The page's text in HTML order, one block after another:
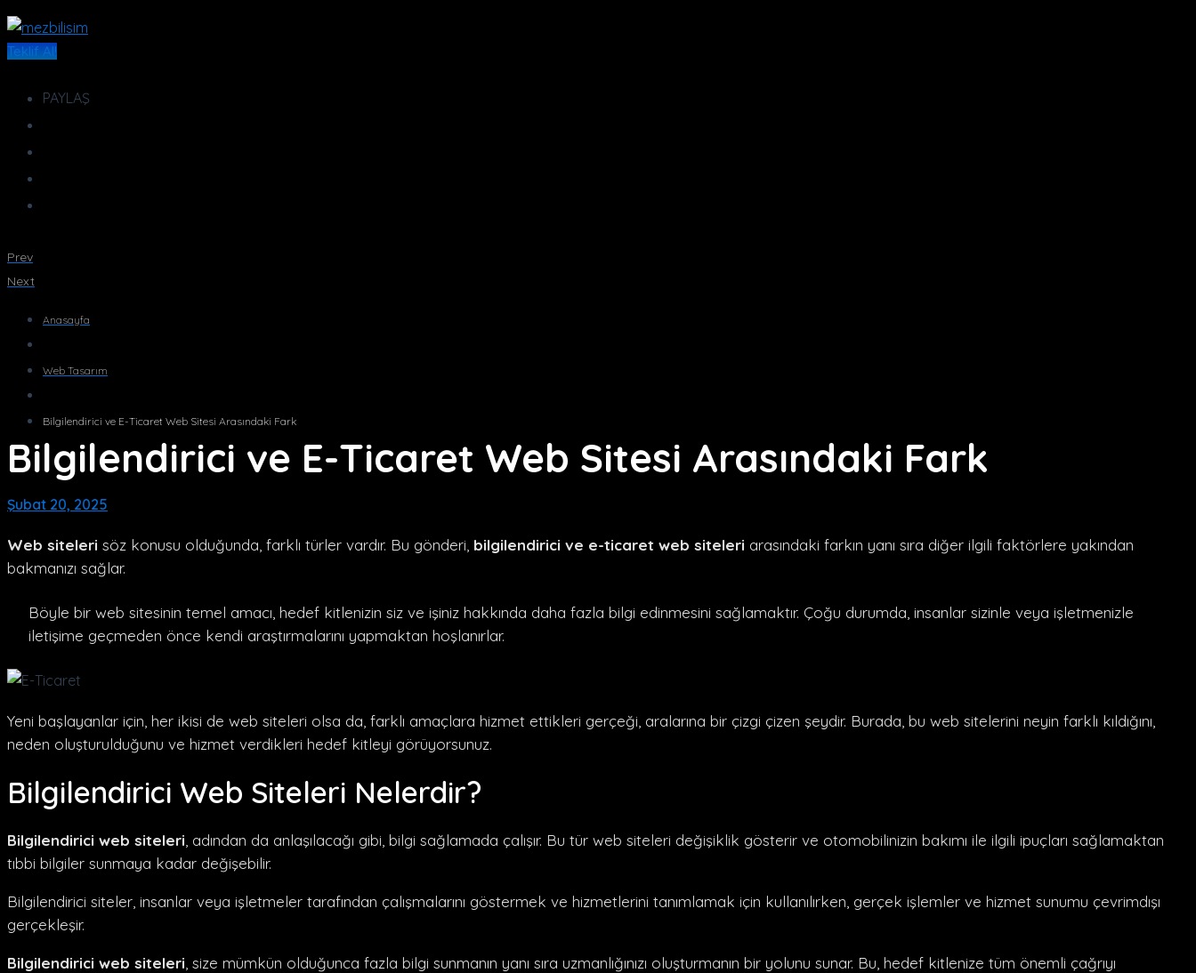
atla
Teklif Al!
PAYLAŞ
Prev
Next
Anasayfa
Web Tasarım
Bilgilendirici ve E-Ticaret Web Sitesi Arasındaki Fark
Bilgilendirici ve E-Ticaret Web Sitesi Arasındaki Fark
Şubat 20, 2025
Web siteleri söz konusu olduğunda, farklı türler vardır. Bu gönderi, bilgilendirici ve e-ticaret web siteleri arasındaki farkın yanı sıra diğer ilgili faktörlere yakından
bakmanızı sağlar.
Böyle bir web sitesinin temel amacı, hedef kitlenizin siz ve işiniz hakkında daha fazla bilgi edinmesini sağlamaktır. Çoğu durumda, insanlar sizinle veya işletmenizle
iletişime geçmeden önce kendi araştırmalarını yapmaktan hoşlanırlar.
Yeni başlayanlar için, her ikisi de web siteleri olsa da, farklı amaçlara hizmet ettikleri gerçeği, aralarına bir çizgi çizen şeydir. Burada, bu web sitelerini neyin farklı kıldığını,
neden oluşturulduğunu ve hizmet verdikleri hedef kitleyi görüyorsunuz.
Bilgilendirici Web Siteleri Nelerdir?
Bilgilendirici web siteleri , adından da anlaşılacağı gibi, bilgi sağlamada çalışır. Bu tür web siteleri değişiklik gösterir ve otomobilinizin bakımı ile ilgili ipuçları sağlamaktan
tıbbi bilgiler sunmaya kadar değişebilir.
Bilgilendirici siteler, insanlar veya işletmeler tarafından çalışmalarını göstermek ve hizmetlerini tanımlamak için kullanılırken, gerçek işlemler ve hizmet sunumu çevrimdışı
gerçekleşir.
Bilgilendirici web siteleri , size mümkün olduğunca fazla bilgi sunmanın yanı sıra uzmanlığınızı oluşturmanın bir yolunu sunar. Bu, hedef kitlenize tüm önemli çağrıyı